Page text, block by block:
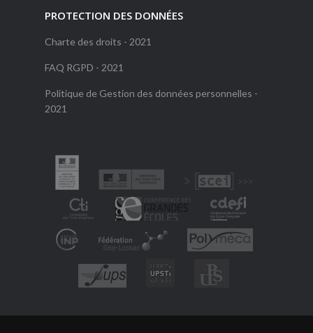
PROTECTION DES DONNÉES
Charte des droits - 2021
FAQ RGPD - 2021
Politique de Gestion des données personnelles -
2021